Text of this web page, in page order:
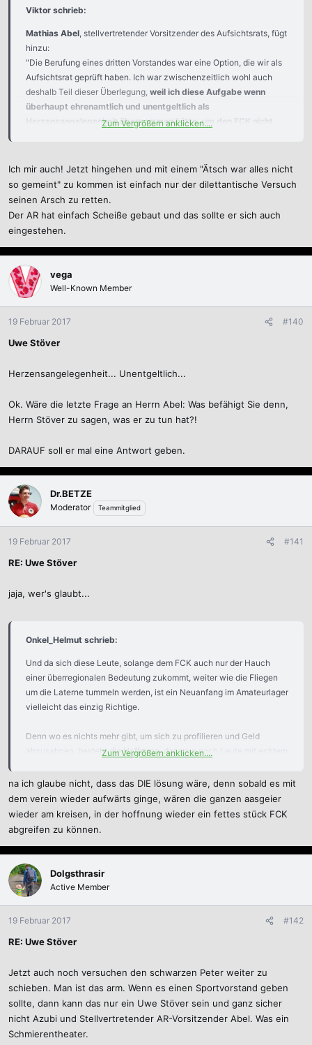
Viktor schrieb:
Mathias Abel , stellvertretender Vorsitzender des Aufsichtsrats, fügt
hinzu:
"Die Berufung eines dritten Vorstandes war eine Option, die wir als
Aufsichtsrat geprüft haben. Ich war zwischenzeitlich wohl auch
deshalb Teil dieser Überlegung, weil ich diese Aufgabe wenn
überhaupt ehrenamtlich und unentgeltlich als
Herzensangelegenheit übernommen hätte, um den FCK nicht
nicht umzusetzen. Wäre die Vertraulichkeit auch in diesem Fall
gewahrt geblieben, hätte es gar kein Statement gegenüber der
Öffentlichkeit geben müssen."
https://www.youtube.com/watch?v=EdOd5BS9NQc
Zum Vergrößern anklicken....
Ich mir auch! Jetzt hingehen und mit einem "Ätsch war alles nicht
so gemeint" zu kommen ist einfach nur der dilettantische Versuch
seinen Arsch zu retten.
Der AR hat einfach Scheiße gebaut und das sollte er sich auch
eingestehen.
vega
Well-Known Member
19 Februar 2017 #140
Uwe Stöver
Herzensangelegenheit... Unentgeltlich...
Ok. Wäre die letzte Frage an Herrn Abel: Was befähigt Sie denn,
Herrn Stöver zu sagen, was er zu tun hat?!
DARAUF soll er mal eine Antwort geben.
Dr.BETZE
Moderator Teammitglied
19 Februar 2017 #141
RE: Uwe Stöver
jaja, wer's glaubt...
Onkel_Helmut schrieb:
Und da sich diese Leute, solange dem FCK auch nur der Hauch
einer überregionalen Bedeutung zukommt, weiter wie die Fliegen
um die Laterne tummeln werden, ist ein Neuanfang im Amateurlager
vielleicht das einzig Richtige.
Denn wo es nichts mehr gibt, um sich zu profilieren und Geld
abzusahnen, besteht die Hoffnung, dass nur noch Leute mit echtem
Zum Vergrößern anklicken....
na ich glaube nicht, dass das DIE lösung wäre, denn sobald es mit
dem verein wieder aufwärts ginge, wären die ganzen aasgeier
wieder am kreisen, in der hoffnung wieder ein fettes stück FCK
abgreifen zu können.
Dolgsthrasir
Active Member
19 Februar 2017 #142
RE: Uwe Stöver
Jetzt auch noch versuchen den schwarzen Peter weiter zu
schieben. Man ist das arm. Wenn es einen Sportvorstand geben
sollte, dann kann das nur ein Uwe Stöver sein und ganz sicher
nicht Azubi und Stellvertretender AR-Vorsitzender Abel. Was ein
Schmierentheater.